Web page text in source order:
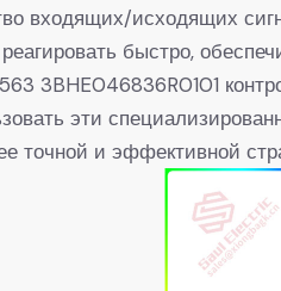
входящих/исходящих
быстро,
3BHE046836R0101
эти
точной и эффективной